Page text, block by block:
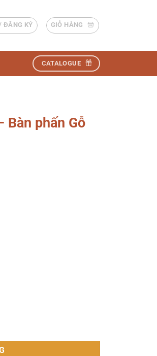
ĐĂNG KÝ GIỎ HÀNG
CATALOGUE
Bàn phấn Gỗ
lượng